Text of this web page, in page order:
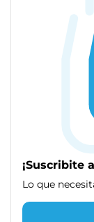
¡Suscribite
Lo que